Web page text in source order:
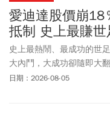
愛迪達股價崩18
抵制 史上最賺
史上最熱鬧、最成功的世
大內鬥，大成功卻隨即大
對撞」的最佳寫照！
日期：2026-08-05